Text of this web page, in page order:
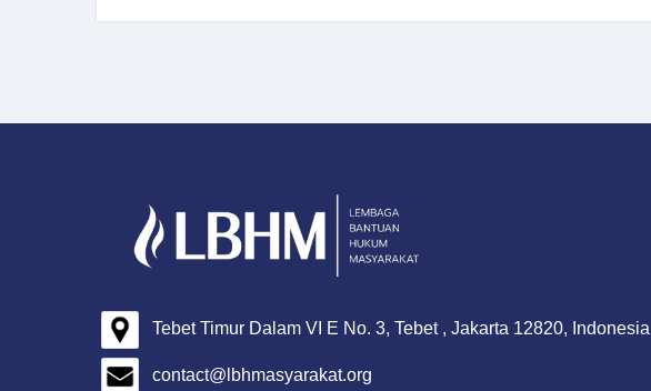
Tebet Timur Dalam VI E No. 3, Tebet , Jakarta 12820, Indonesia
contact@lbhmasyarakat.org